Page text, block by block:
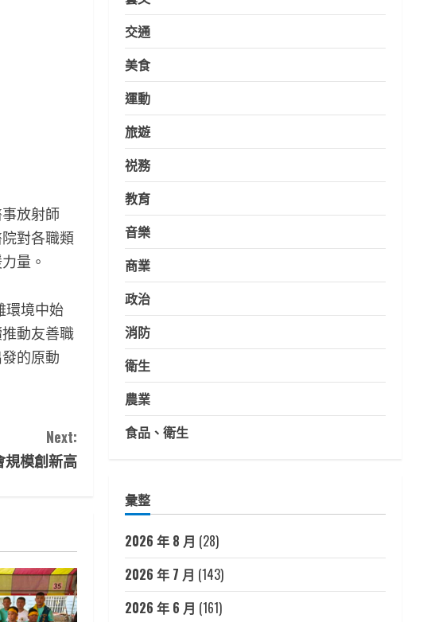
放射師
對各職類
量。
環境中始
動友善職
的原動
Next:
規模創新高
交通
美食
運動
旅遊
祱務
教育
音樂
商業
政治
消防
衛生
農業
食品、衛生
彙整
2026 年 8 月 (28)
2026 年 7 月 (143)
2026 年 6 月 (161)